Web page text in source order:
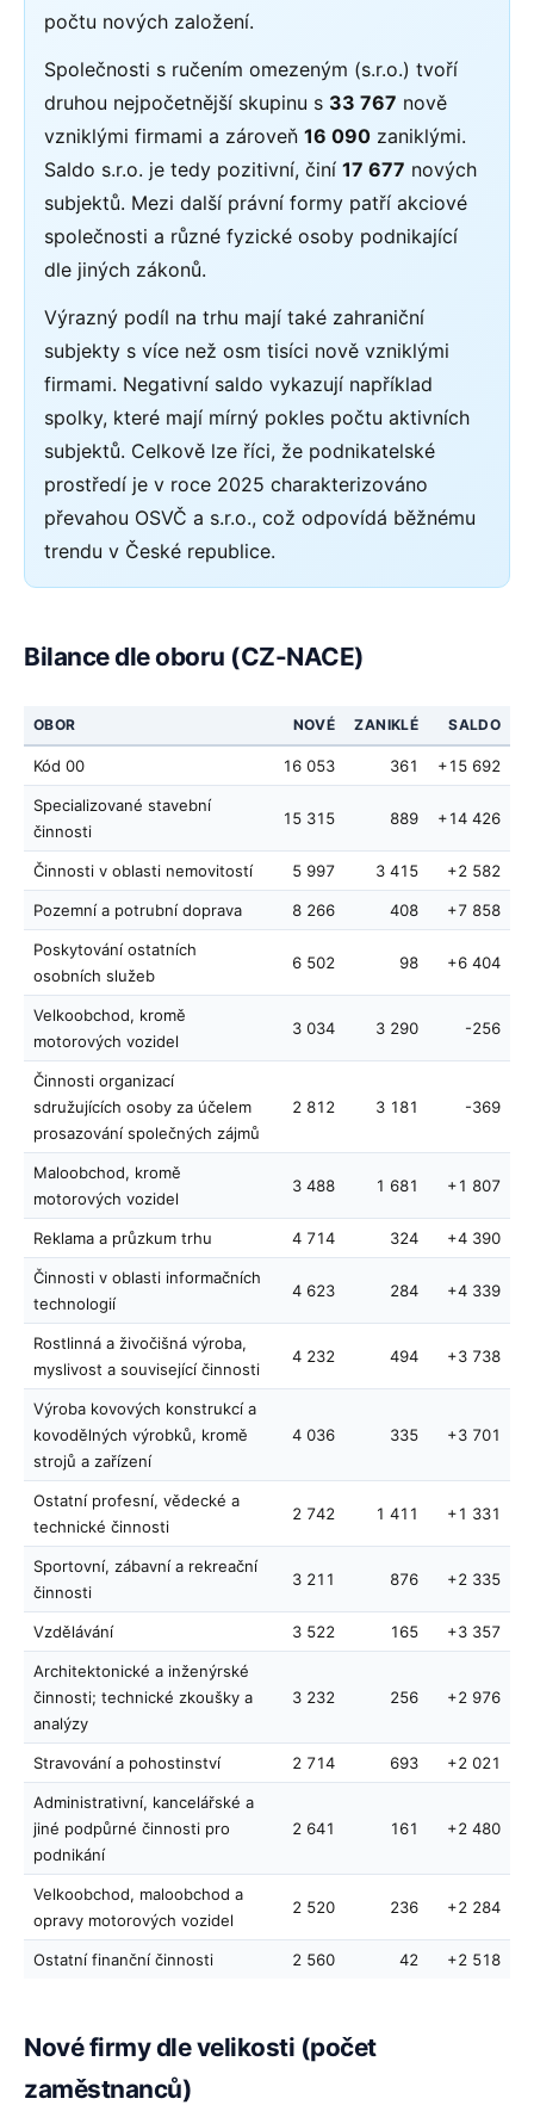
počtu nových založení.
Společnosti s ručením omezeným (s.r.o.) tvoří
druhou nejpočetnější skupinu s 33 767 nově
vzniklými firmami a zároveň 16 090 zaniklými.
Saldo s.r.o. je tedy pozitivní, činí 17 677 nových
subjektů. Mezi další právní formy patří akciové
společnosti a různé fyzické osoby podnikající
dle jiných zákonů.
Výrazný podíl na trhu mají také zahraniční
subjekty s více než osm tisíci nově vzniklými
firmami. Negativní saldo vykazují například
spolky, které mají mírný pokles počtu aktivních
subjektů. Celkově lze říci, že podnikatelské
prostředí je v roce 2025 charakterizováno
převahou OSVČ a s.r.o., což odpovídá běžnému
trendu v České republice.
Bilance dle oboru (CZ-NACE)
OBOR NOVÉ ZANIKLÉ SALDO
Kód 00 16 053 361 +15 692
Specializované stavební
činnosti
15 315 889 +14 426
Činnosti v oblasti nemovitostí 5 997 3 415 +2 582
Pozemní a potrubní doprava 8 266 408 +7 858
Poskytování ostatních
osobních služeb
6 502 98 +6 404
Velkoobchod, kromě
motorových vozidel
3 034 3 290 -256
Činnosti organizací
sdružujících osoby za účelem
prosazování společných zájmů
2 812 3 181 -369
Maloobchod, kromě
motorových vozidel
3 488 1 681 +1 807
Reklama a průzkum trhu 4 714 324 +4 390
Činnosti v oblasti informačních
technologií
4 623 284 +4 339
Rostlinná a živočišná výroba,
myslivost a související činnosti
4 232 494 +3 738
Výroba kovových konstrukcí a
kovodělných výrobků, kromě
strojů a zařízení
4 036 335 +3 701
Ostatní profesní, vědecké a
technické činnosti
2 742 1 411 +1 331
Sportovní, zábavní a rekreační
činnosti
3 211 876 +2 335
Vzdělávání 3 522 165 +3 357
Architektonické a inženýrské
činnosti; technické zkoušky a
analýzy
3 232 256 +2 976
Stravování a pohostinství 2 714 693 +2 021
Administrativní, kancelářské a
jiné podpůrné činnosti pro
podnikání
2 641 161 +2 480
Velkoobchod, maloobchod a
opravy motorových vozidel
2 520 236 +2 284
Ostatní finanční činnosti 2 560 42 +2 518
Nové firmy dle velikosti (počet
zaměstnanců)